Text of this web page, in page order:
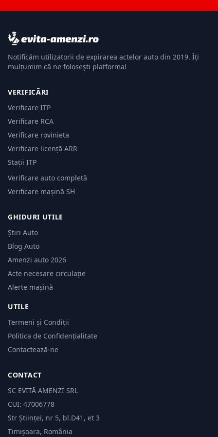
Notificăm utilizatorii de expirarea actelor auto din 2019. Îți
mulțumim că ne folosești platforma!
VERIFICĂRI
Verificare ITP
Verificare RCA
Verificare rovinieta
Verificare licență ARR
Stații ITP
Verificare auto completă
Verificare mașină SH
GHIDURI UTILE
Știri Auto
Blog Auto
Amenzi auto 2026
Acte necesare circulație
Alerte mașină
UTILE
Termeni și Condiții
Politica de Confidențialitate
Contactează-ne
CONTACT
SC EVITĂ AMENZI SRL
CUI: 47006778
Str Științei, nr 5, bl.D41, et 3
Timișoara, România